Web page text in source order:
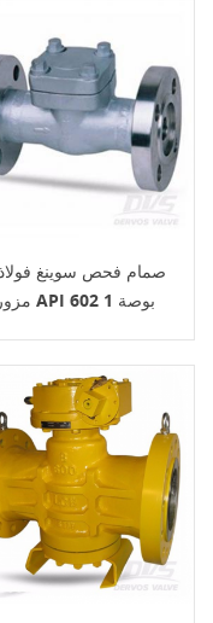
صمام فحص سوينغ
مزور API 602 1 بوصة